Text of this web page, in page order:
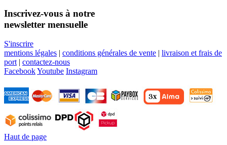
Inscrivez-vous à notre
newsletter mensuelle
S'inscrire
mentions légales | conditions générales de vente | livraison et frais de
port | contactez-nous
FacebookYoutube Instagram
Haut de page